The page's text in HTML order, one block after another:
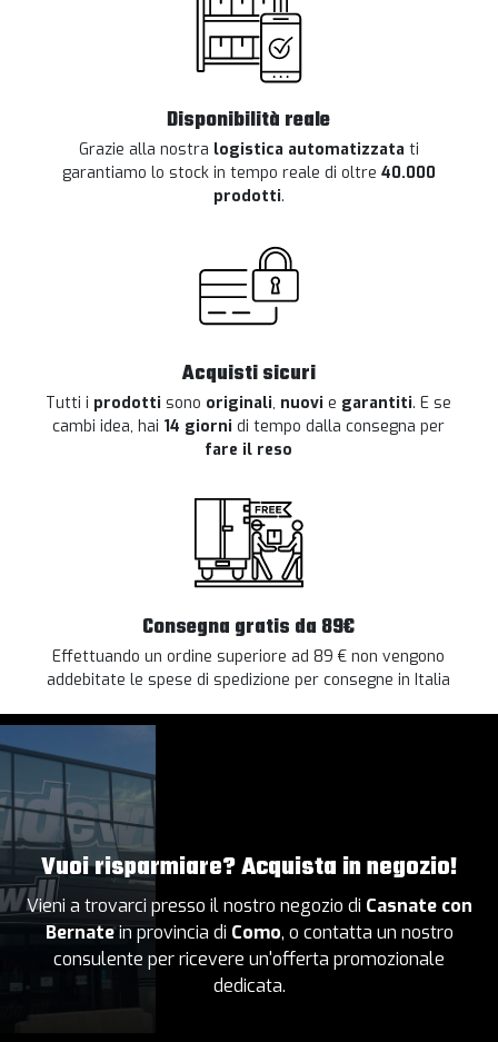
Disponibilità reale
Grazie alla nostra logistica automatizzata ti
garantiamo lo stock in tempo reale di oltre 40.000
prodotti.
Acquisti sicuri
Tutti i prodotti sono originali, nuovi e garantiti. E se
cambi idea, hai 14 giorni di tempo dalla consegna per
fare il reso
Consegna gratis da 89€
Effettuando un ordine superiore ad 89 € non vengono
addebitate le spese di spedizione per consegne in Italia
Vuoi risparmiare? Acquista in negozio!
Vieni a trovarci presso il nostro negozio di Casnate con
Bernatein provincia di Como, o contatta un nostro
consulente per ricevere un'offerta promozionale
dedicata.